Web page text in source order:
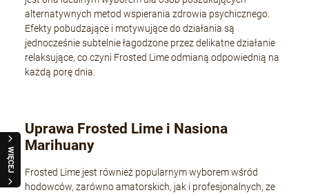
WIĘCEJ
alternatywnych metod wspierania zdrowia psychicznego.
Efekty pobudzające i motywujące do działania są
jednocześnie subtelnie łagodzone przez delikatne działanie
relaksujące, co czyni Frosted Lime odmianą odpowiednią na
każdą porę dnia.
Uprawa Frosted Lime i Nasiona
Marihuany
Frosted Lime jest również popularnym wyborem wśród
hodowców, zarówno amatorskich, jak i profesjonalnych, ze